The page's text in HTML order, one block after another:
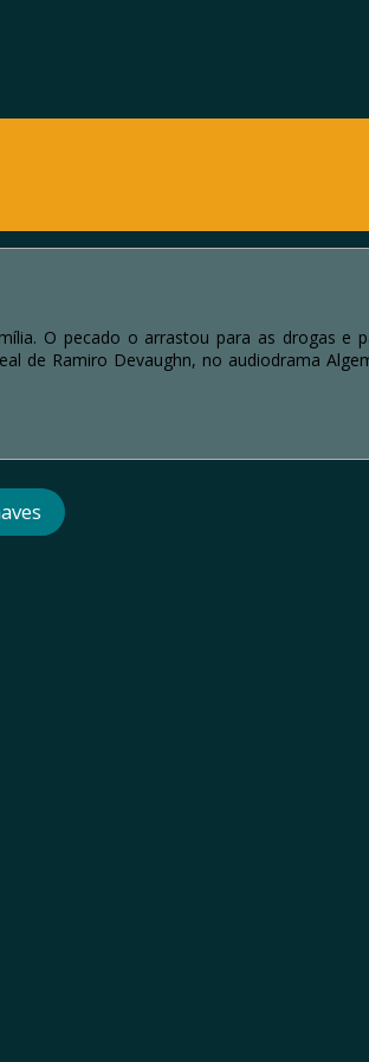
O pecado o arrastou para as drogas e
de Ramiro Devaughn, no audiodrama